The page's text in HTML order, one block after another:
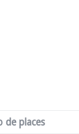
de places